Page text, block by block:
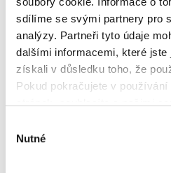
sdílíme se svými partnery pro
analýzy. Partneři tyto údaje
dalšími informacemi, které
získali v důsledku toho, že
Pokud pokračujete v
souhlasu
Nutné